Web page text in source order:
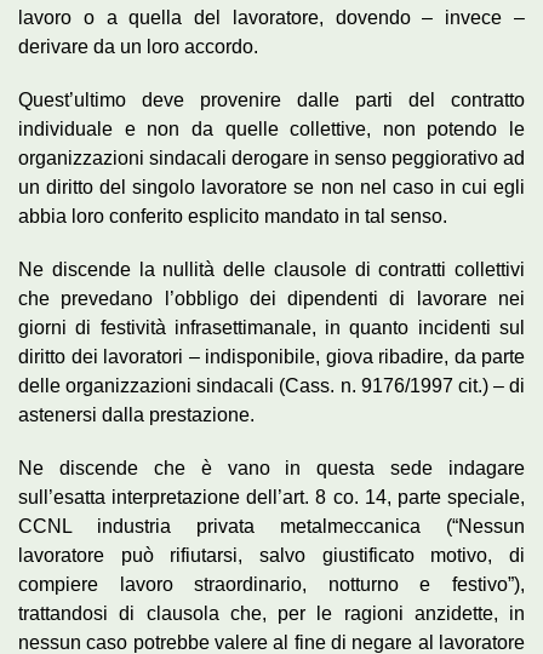
lavoro o a quella del lavoratore, dovendo – invece –
derivare da un loro accordo.
Quest’ultimo deve provenire dalle parti del contratto
individuale e non da quelle collettive, non potendo le
organizzazioni sindacali derogare in senso peggiorativo ad
un diritto del singolo lavoratore se non nel caso in cui egli
abbia loro conferito esplicito mandato in tal senso.
Ne discende la nullità delle clausole di contratti collettivi
che prevedano l’obbligo dei dipendenti di lavorare nei
giorni di festività infrasettimanale, in quanto incidenti sul
diritto dei lavoratori – indisponibile, giova ribadire, da parte
delle organizzazioni sindacali (Cass. n. 9176/1997 cit.) – di
astenersi dalla prestazione.
Ne discende che è vano in questa sede indagare
sull’esatta interpretazione dell’art. 8 co. 14, parte speciale,
CCNL industria privata metalmeccanica (“Nessun
lavoratore può rifiutarsi, salvo giustificato motivo, di
compiere lavoro straordinario, notturno e festivo”),
trattandosi di clausola che, per le ragioni anzidette, in
nessun caso potrebbe valere al fine di negare al lavoratore